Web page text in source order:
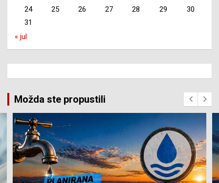
24
25 26 27 28 29
30
31
« jul
Možda ste propustili